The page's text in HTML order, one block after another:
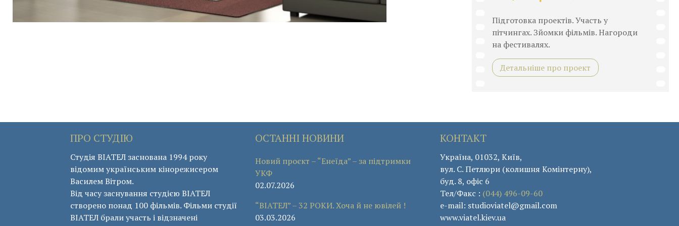
Підготовка проектів. Участь у
пітчингах. Зйомки фільмів. Нагороди
на фестивалях.
Детальніше про проект
ПРО СТУДІЮ
Студія ВІАТЕЛ заснована 1994 року
відомим українським кінорежисером
Василем Вітром.
Від часу заснування студією ВІАТЕЛ
створено понад 100 фільмів. Фільми студії
ВІАТЕЛ брали участь і відзначені
ОСТАННІ НОВИНИ
Новий проєкт – “Енеїда” – за підтримки
УКФ
02.07.2026
“ВІАТЕЛ” – 32 РОКИ. Хоча й не ювілей !
03.03.2026
КОНТАКТ
Україна, 01032, Київ,
вул. С. Петлюри (колишня Комінтерну),
буд. 8, офіс 6
Тел/Факс : (044) 496-09-60
e-mail: studioviatel@gmail.com
www.viatel.kiev.ua